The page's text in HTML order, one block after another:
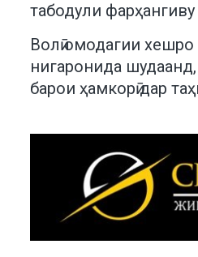
табодули
Волӣ омодагии
нигаронида
барои ҳамкорӣ дар